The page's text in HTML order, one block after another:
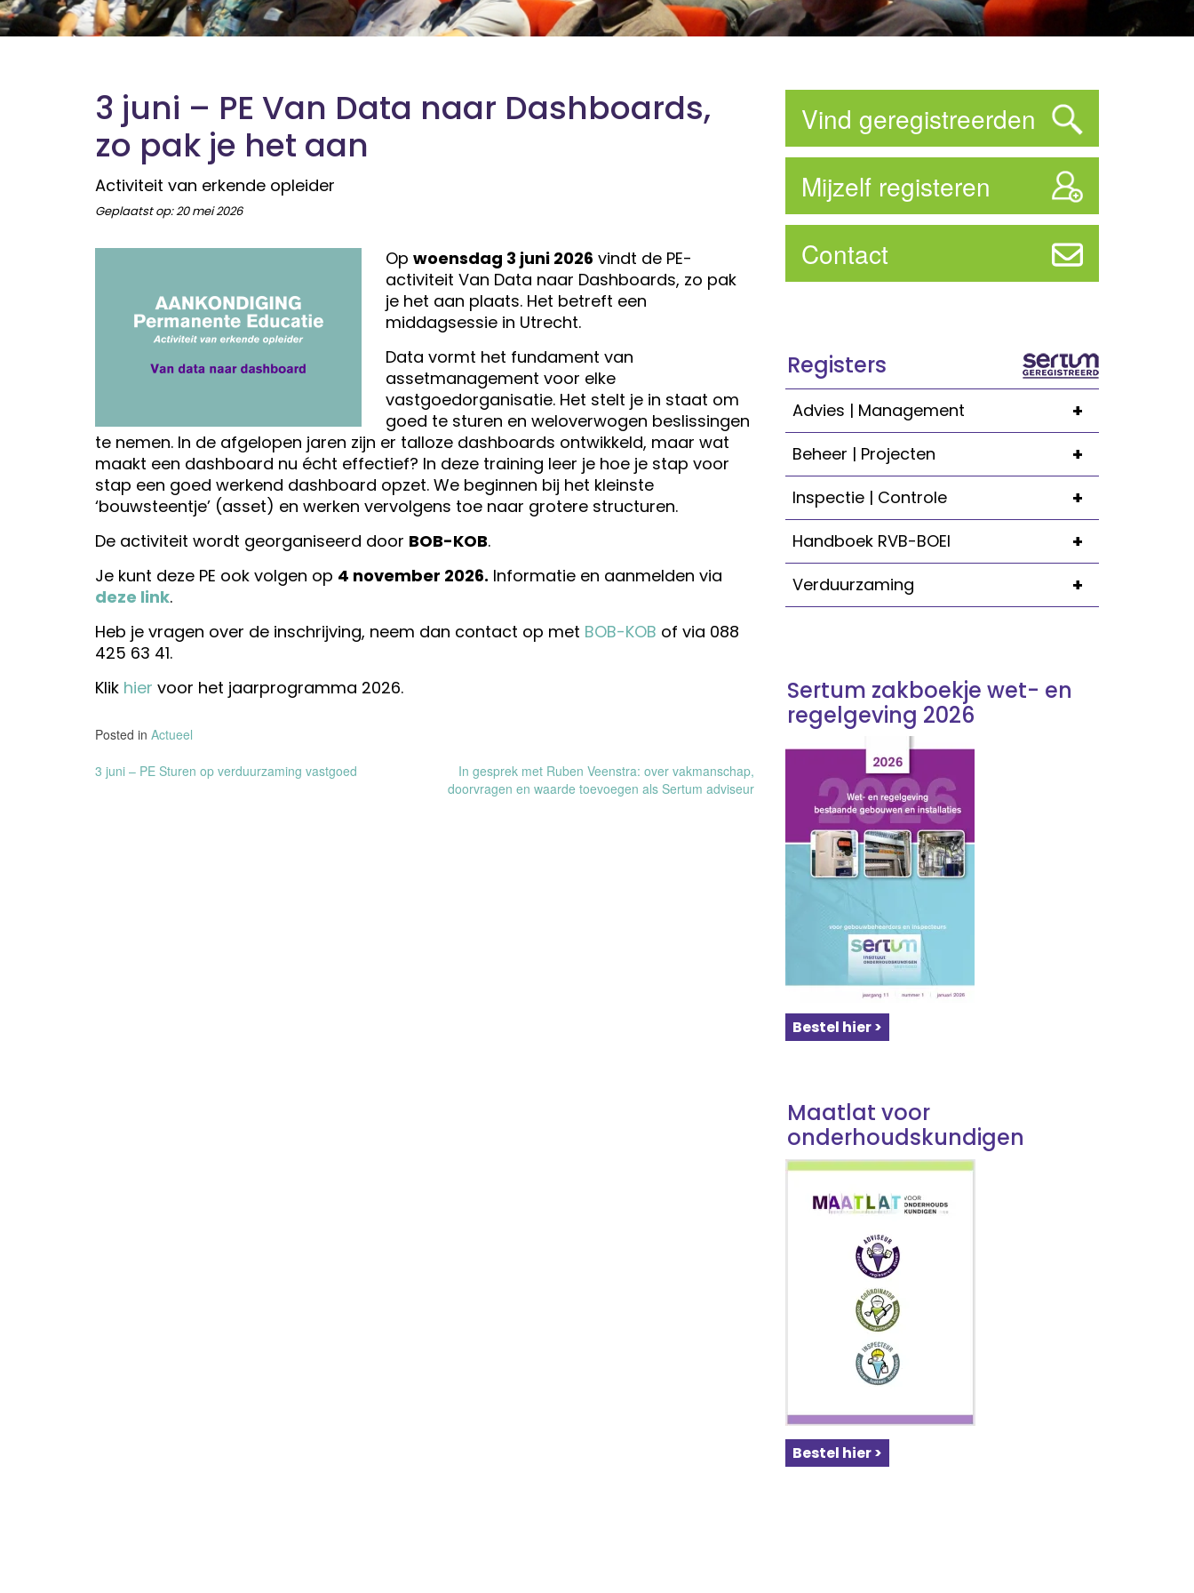
3 juni – PE Van Data naar Dashboards,
zo pak je het aan
Activiteit van erkende opleider
Geplaatst op:20 mei 2026
Op woensdag 3 juni 2026 vindt de PE-
activiteit Van Data naar Dashboards, zo pak
je het aan plaats. Het betreft een
middagsessie in Utrecht.
Data vormt het fundament van
assetmanagement voor elke
vastgoedorganisatie. Het stelt je in staat om
goed te sturen en weloverwogen beslissingen
te nemen. In de afgelopen jaren zijn er talloze dashboards ontwikkeld, maar wat
maakt een dashboard nu écht effectief? In deze training leer je hoe je stap voor
stap een goed werkend dashboard opzet. We beginnen bij het kleinste
‘bouwsteentje’ (asset) en werken vervolgens toe naar grotere structuren.
De activiteit wordt georganiseerd door BOB-KOB.
Je kunt deze PE ook volgen op 4 november 2026. Informatie en aanmelden via
deze link.
Heb je vragen over de inschrijving, neem dan contact op met BOB-KOB of via 088
425 63 41.
Klik hier voor het jaarprogramma 2026.
Posted in Actueel
Bericht
3 juni – PE Sturen op verduurzaming vastgoed
In gesprek met Ruben Veenstra: over vakmanschap,
doorvragen en waarde toevoegen als Sertum adviseur
Vind geregistreerden
Mijzelf registeren
Contact
Registers
+
Advies | Management
+
Beheer | Projecten
+
Inspectie | Controle
+
Handboek RVB-BOEI
+
Verduurzaming
Sertum zakboekje wet- en
regelgeving 2026
Bestel hier >
Maatlat voor
onderhoudskundigen
Bestel hier >